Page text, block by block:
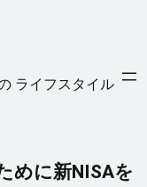
ライフスタイル
めに新NISAを